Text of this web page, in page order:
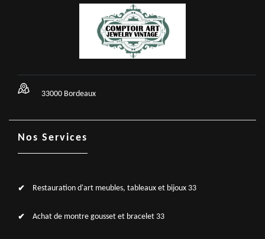
33000 Bordeaux
Nos Services
Restauration d'art meubles, tableaux et bijoux 33
Achat de montre gousset et bracelet 33